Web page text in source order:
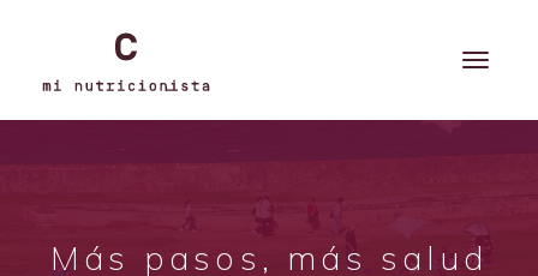
Más pasos, más salud